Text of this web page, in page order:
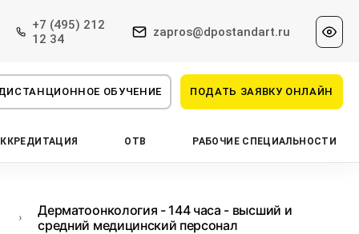
+7 (495) 212
12 34
zapros@dpostandart.ru
ОБУЧЕНИЕ ПОДАТЬ ЗАЯВКУ ОНЛАЙН
ОТВ РАБОЧИЕ СПЕЦИАЛЬНОСТИ
Дерматоонкология - 144 часа - высший и
средний медицинский персонал